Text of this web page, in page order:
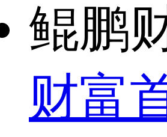
鲲鹏
财富